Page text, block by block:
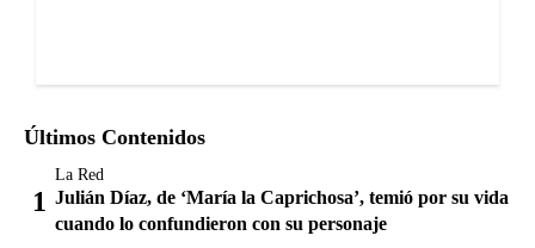
Últimos Contenidos
La Red
Julián Díaz, de ‘María la Caprichosa’, temió por su vida
cuando lo confundieron con su personaje